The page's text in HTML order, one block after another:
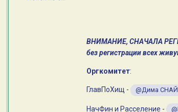
ВНИМАНИЕ, СНАЧАЛА
без регистрации всех
Оргкомитет:
ГлавПоХищ - @Дима
НачФин и Расселение -